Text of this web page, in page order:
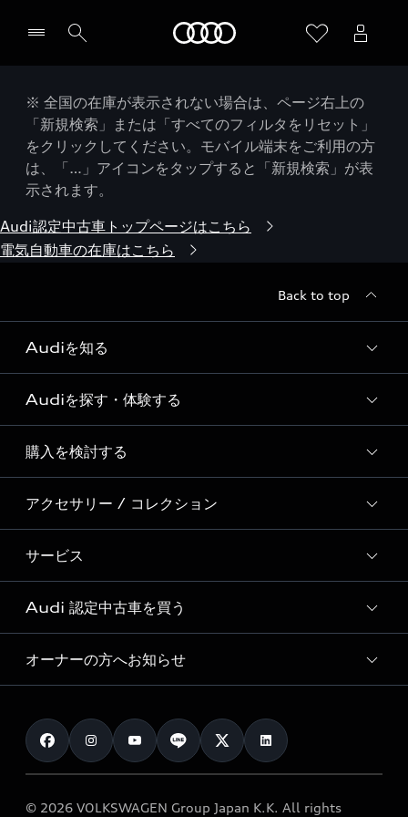
※ 全国の在庫が表示されない場合は、ページ右上の
「新規検索」または「すべてのフィルタをリセット」
をクリックしてください。モバイル端末をご利用の方
は、「…」アイコンをタップすると「新規検索」が表
示されます。
Audi認定中古車トップページはこちら
電気自動車の在庫はこちら
Back to top
Audiを知る
Audi ブランド
Story of Progress
Audi Sport
Formula 1®
デジタルサービス
Audiを探す・体験する
ディーラー検索
新車在庫検索
試乗車・展示車検索
見積り依頼
試乗予約
購入を検討する
モデル一覧
特別仕様モデル / 限定モデル
e-tronラインアップ
価格シミュレーション
車両比較
カタログ一覧
アクセサリー / コレクション
純正アクセサリー
オンラインショップ
Audi collection
アウディナビアプリ
サービス
サービス入庫予約
サービスプログラム
メンテナンス
車検 / 定期点検
e-tronアフターサポート
Audi 認定中古車を買う
Audi認定中古車
クオリティ
保証
メンテナンス
オーナーの方へお知らせ
お知らせ
オーナー様向けキャンペーン
© 2026 VOLKSWAGEN Group Japan K.K. All rights